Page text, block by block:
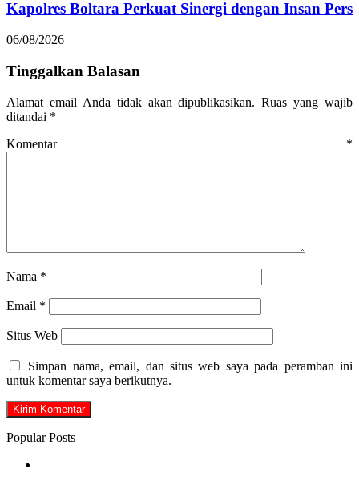
Kapolres Boltara Perkuat Sinergi dengan Insan Pers
06/08/2026
Tinggalkan Balasan
Alamat email Anda tidak akan dipublikasikan. Ruas yang wajib
ditandai *
Komentar *
Nama *
Email *
Situs Web
Simpan nama, email, dan situs web saya pada peramban ini
untuk komentar saya berikutnya.
Popular Posts